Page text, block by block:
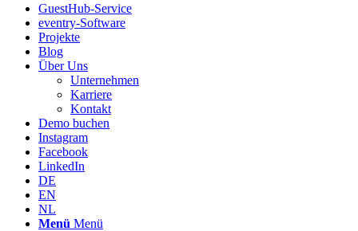
GuestHub-Service
eventry-Software
Projekte
Blog
Über Uns
Unternehmen
Karriere
Kontakt
Demo buchen
Instagram
Facebook
LinkedIn
DE
EN
NL
Menü Menü